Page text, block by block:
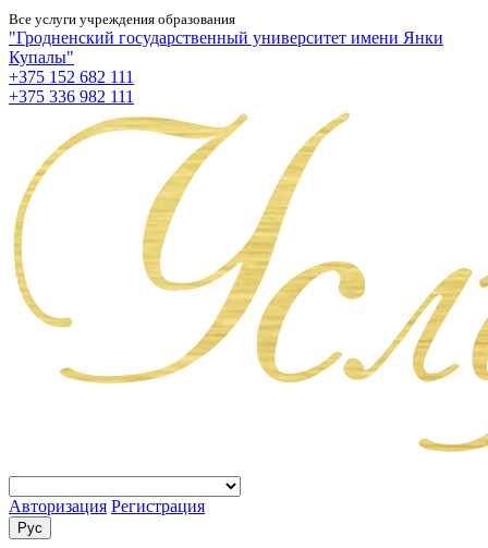
Все услуги учреждения образования
"Гродненский государственный университет имени Янки
Купалы"
+375 152 682 111
+375 336 982 111
Авторизация Регистрация
Рус